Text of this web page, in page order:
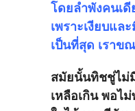
โดยลำพังคนเดี
เพราะเงียบแล
เป็นที่สุด เราข
สมัยนั้นทิชชู่ไม่
เหลือเกิน พอไ